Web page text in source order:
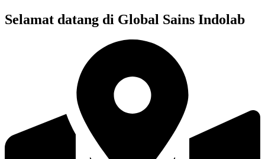
Skip
to
Selamat datang di Global Sains Indolab